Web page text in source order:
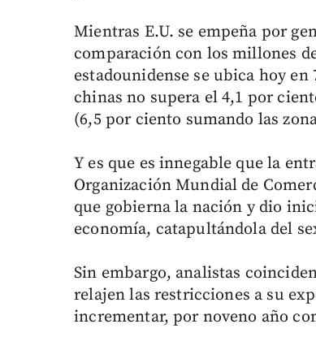
Mientras E.U. se empeña por
comparación con los millones
estadounidense se ubica hoy
chinas no supera el 4,1 por
(6,5 por ciento sumando las
Y es que es innegable que la
Organización Mundial de
que gobierna la nación y dio
economía, catapultándola del
Sin embargo, analistas
relajen las restricciones a su
incrementar, por noveno año